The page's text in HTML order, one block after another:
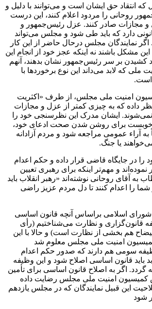
که انتقاد حق ایشان است و می‌توانند با دلیل و
روحانی را مردود اعلام کنند، این درست
مجازات صادر کنند. عزل رئیس‌جمهور و
دارد که باید طی شود و مجلس می‌تواند
اگر نمایندگان مجلس درحال حاضر از این کار
این مشکل باشند نه اینکه عجز خود از انجام این
کشیدن بر سر رئیس‌جمهور نشان بدهند، آنهم
ملی که لابد می‌داند این نوع برخورد‌ها با
است.
امنیت ملی مجلس، از طرف «اکثریت
داده که به چیزی کمتر از عزل و مجازات
ایشان مدرک این نظرسنجی خود را
چه خوبست برای روشن شدن صحت ادعای خود،
به آراء عمومی مراجعه شود و مردم آزادانه
یا جنگ.
را در جایگاه قاضی قرار داده و حکم اعدام
و مهم‌تر اینکه برای رهبری تعیین
به آقای روحانی نوشته‌اند «رهبر انقلاب باید
شما را اعدام کنند تا دل مردم عزیز راضی
اسلامی براساس آنچه قانون اساسی
قانون‌گزاری و نظارت می‌شناختیم (رأی
هم بخشی از نظارت است) و حالا با این
امنیت ملی مجلس معلوم شد
سومی هم دارند که صدور حکم اعدام
باید قانون اساسی اصلاح شود و این وظیفه
اگر به اصلاح قانون اساسی برای تأمین
کمیسیون امنیت ملی مجلس رضایت داده
این قبیل نمایندگان که در مجلس یازدهم
شود